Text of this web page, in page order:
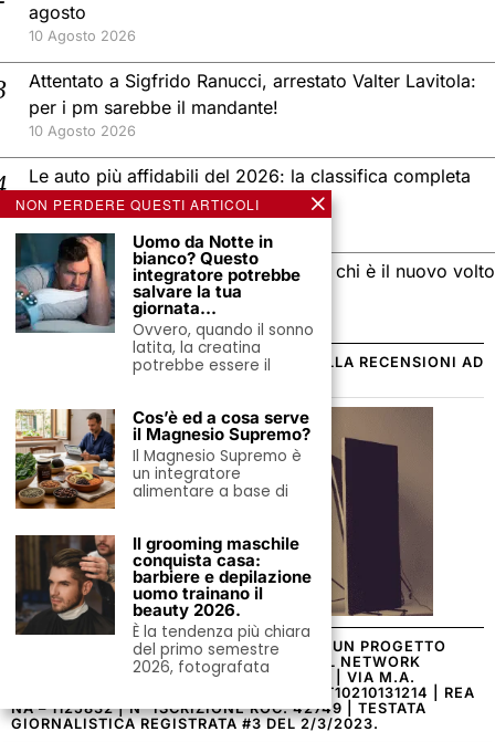
agosto
10 Agosto 2026
Attentato a Sigfrido Ranucci, arrestato Valter Lavitola:
per i pm sarebbe il mandante!
10 Agosto 2026
Le auto più affidabili del 2026: la classifica completa
per chi non vuole sorprese!
Jonathan Bailey per Giorgio Armani: chi è il nuovo volto
della fragranza I WILL.
10 Agosto 2026
SCOPRI LA NUOVA RUBRICA DEDICATA ALLA RECENSIONI AD
ALTO VALORE AGGIUNTO…
MONDOUOMO.IT / WWW.MONDOU.IT / È UN PROGETTO
EDITORIALE ONLINE A CURA E PARTE DEL NETWORK
EDITORIALE DEL GRUPPO MONDO MEDIA | VIA M.A.
ACQUAVIVA 41 | 80143 NAPOLI | P.IVA: IT10210131214 | REA
NA – 1125832 | N° ISCRIZIONE ROC: 42749 | TESTATA
GIORNALISTICA REGISTRATA #3 DEL 2/3/2023.
NON PERDERE QUESTI ARTICOLI
Uomo da Notte in
bianco? Questo
integratore potrebbe
salvare la tua
giornata…
Ovvero, quando il sonno
latita, la creatina
potrebbe essere il
Cos’è ed a cosa serve
il Magnesio Supremo?
Il Magnesio Supremo è
un integratore
alimentare a base di
Il grooming maschile
conquista casa:
barbiere e depilazione
uomo trainano il
beauty 2026.
È la tendenza più chiara
del primo semestre
2026, fotografata